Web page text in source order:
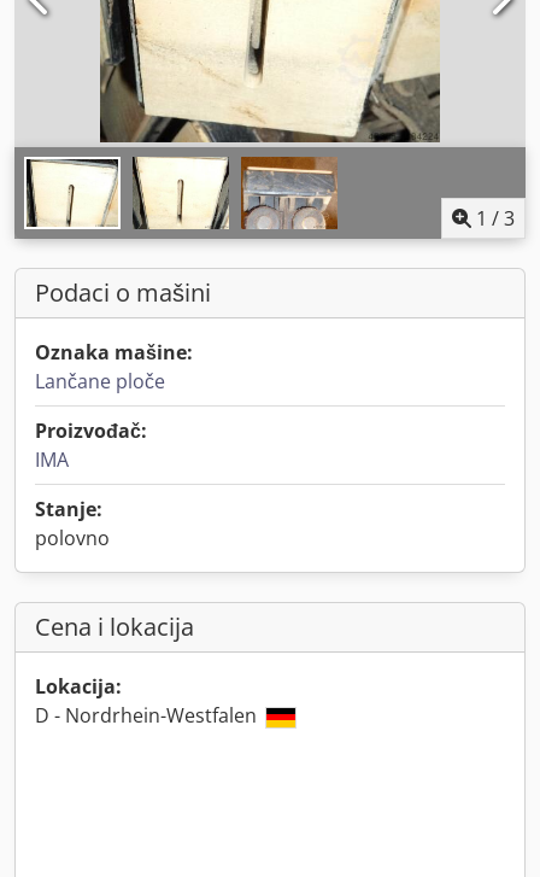
1 /3
Podaci o mašini
Oznaka mašine:
Lančane ploče
Proizvođač:
IMA
Stanje:
polovno
Cena i lokacija
Lokacija:
D - Nordrhein-Westfalen